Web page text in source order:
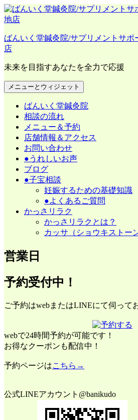
コ
ン
ン
ツ
へ
ス
キ
ッ
ばんいく堂鍼灸院/サプリメントサポ
店
未来を目指すあなたを全力で応援
メニューとウィジェット
ばんいく堂鍼灸院
相談の流れ
メニュー＆予約
店舗情報＆アクセス
お問い合わせ
●うれしいお声
ブログ
●子宝相談
妊娠するための基礎知識
●よくあるご質問
かっさリラク
かっさリラクとは？
カッサ（ショウキストー
営業日
予約受付中！
ご予約はwebまたはLINEにて伺って
webで24時間予約が可能です！
お得なクーポンも配信中！
予約ページはこちら→
公式LINEアカウント@banikudo